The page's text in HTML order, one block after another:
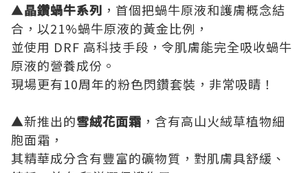
▲晶鑽蝸牛系列 ，首個把蝸牛原液和護膚概念結
合，以21%蝸牛原液的黃金比例，
並使用 DRF 高科技手段，令肌膚能完全吸收蝸牛
原液的營養成份。
現場更有10周年的粉色閃鑽套裝，非常吸睛！
▲新推出的雪絨花面霜 ，含有高山火絨草植物細
胞面霜，
其精華成分含有豐富的礦物質，對肌膚具舒緩、